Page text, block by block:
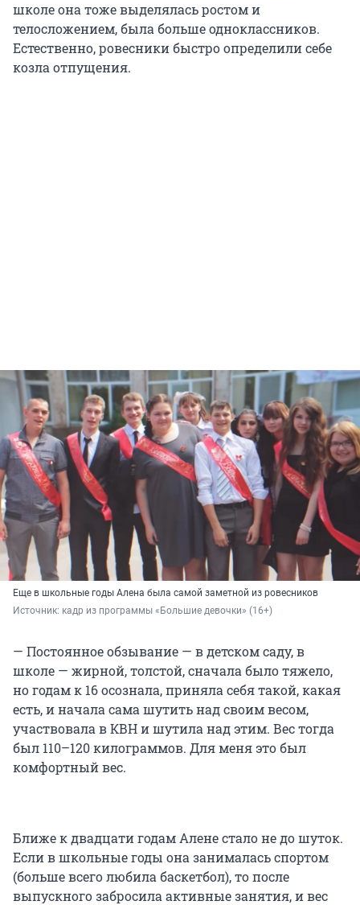
школе она тоже выделялась ростом и
телосложением, была больше одноклассников.
Естественно, ровесники быстро определили себе
козла отпущения.
Еще в школьные годы Алена была самой заметной из ровесников
Источник: кадр из программы «Большие девочки» (16+)
— Постоянное обзывание — в детском саду, в
школе — жирной, толстой, сначала было тяжело,
но годам к 16 осознала, приняла себя такой, какая
есть, и начала сама шутить над своим весом,
участвовала в КВН и шутила над этим. Вес тогда
был 110–120 килограммов. Для меня это был
комфортный вес.
Ближе к двадцати годам Алене стало не до шуток.
Если в школьные годы она занималась спортом
(больше всего любила баскетбол), то после
выпускного забросила активные занятия, и вес